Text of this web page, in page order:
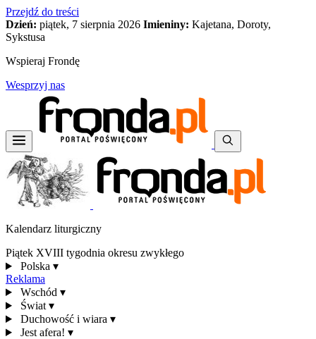
Przejdź do treści
Dzień: piątek, 7 sierpnia 2026 Imieniny: Kajetana, Doroty,
Sykstusa
Wspieraj Frondę
Wesprzyj nas
Kalendarz liturgiczny
Piątek XVIII tygodnia okresu zwykłego
Polska ▾
Reklama
Wschód ▾
Świat ▾
Duchowość i wiara ▾
Jest afera! ▾